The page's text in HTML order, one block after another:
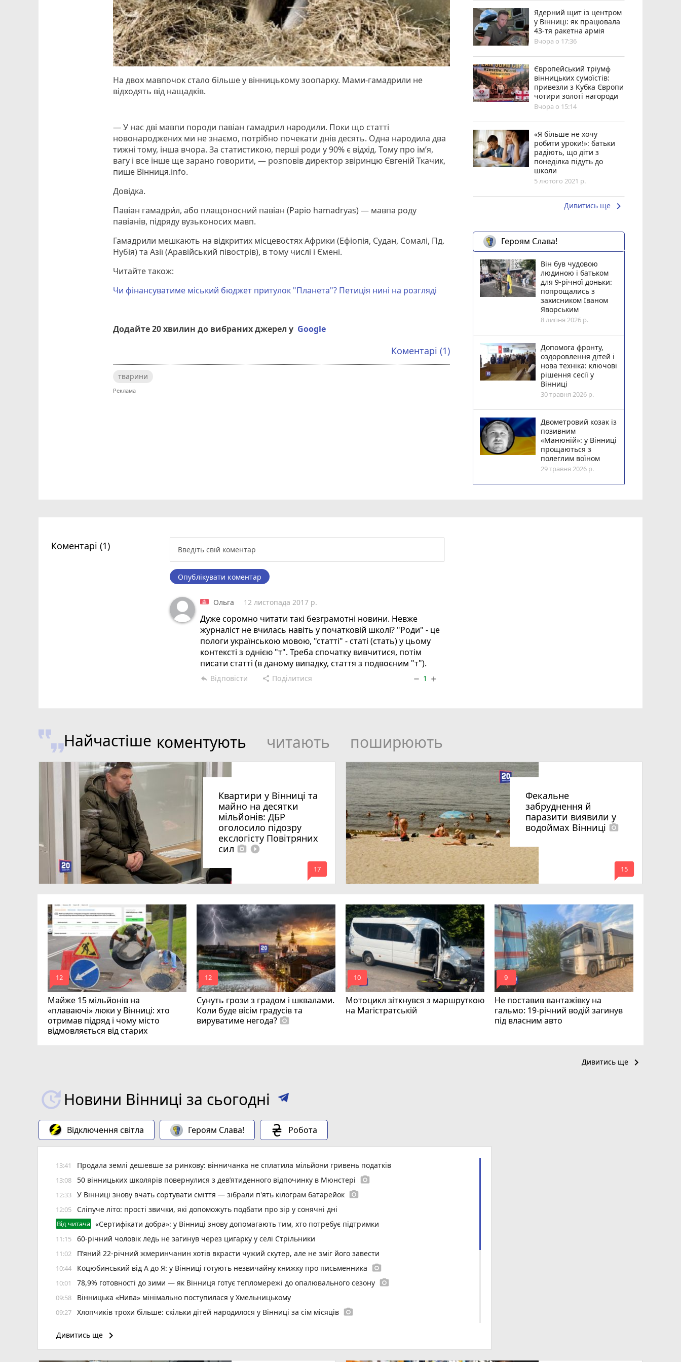
На двох мавпочок стало більше у вінницькому зоопарку. Мами-гамадрили не
відходять від нащадків.
— У нас дві мавпи породи павіан гамадрил народили. Поки що статті
новонароджених ми не знаємо, потрібно почекати днів десять. Одна народила два
тижні тому, інша вчора. За статистикою, перші роди у 90% є відхід. Тому про ім’я,
вагу і все інше ще зарано говорити, — розповів директор звіринцю Євгеній Ткачик,
пише Вінниця.info.
Довідка.
Павіан гамадри́л, або плащоносний павіан (Papio hamadryas) — мавпа роду
павіанів, підряду вузьконосих мавп.
Гамадрили мешкають на відкритих місцевостях Африки (Ефіопія, Судан, Сомалі, Пд.
Нубія) та Азії (Аравійський півострів), в тому числі і Ємені.
Читайте також:
Чи фінансуватиме міський бюджет притулок "Планета"? Петиція нині на розгляді
Додайте 20 хвилин до вибраних джерел у Google
Коментарі (1)
тварини
Ядерний щит із центром
у Вінниці: як працювала
43-тя ракетна армія
Вчора о 17:36
Європейський тріумф
вінницьких сумоїстів:
привезли з Кубка Європи
чотири золоті нагороди
Вчора о 15:14
«Я більше не хочу
робити уроки!»: батьки
радіють, що діти з
понеділка підуть до
школи
5 лютого 2021 р.
Дивитись ще keyboard_arrow_right
Героям Слава!
Він був чудовою
людиною і батьком
для 9-річної доньки:
попрощались з
захисником Іваном
Яворським
8 липня 2026 р.
Допомога фронту,
оздоровлення дітей і
нова техніка: ключові
рішення сесії у
Вінниці
30 травня 2026 р.
Двометровий козак із
позивним
«Манюній»: у Вінниці
прощаються з
полеглим воїном
29 травня 2026 р.
Коментарі (1)
Опублікувати коментар
Ольга 12 листопада 2017 р.
Дуже соромно читати такі безграмотні новини. Невже
журналіст не вчилась навіть у початковій школі? "Роди" - це
пологи українською мовою, "статті" - статі (стать) у цьому
контексті з однією "т". Треба спочатку вивчитися, потім
писати статті (в даному випадку, стаття з подвоєним "т").
reply Відповісти share Поділитися remove 1 add
Найчастіше коментують читають поширюють
Квартири у Вінниці та
майно на десятки
мільйонів: ДБР
оголосило підозру
екслогісту Повітряних
сил photo_camera play_circle_filled
mode_comment
17
Фекальне
забруднення й
паразити виявили у
водоймах Вінниці photo_camera
mode_comment
15
Майже 15 мільйонів на
«плаваючі» люки у Вінниці: хто
отримав підряд і чому місто
відмовляється від старих
mode_comment
12
Сунуть грози з градом і шквалами.
Коли буде вісім градусів та
вируватиме негода? photo_camera
mode_comment
12
Мотоцикл зіткнувся з маршруткою
на Магістратській
mode_comment
10
Не поставив вантажівку на
гальмо: 19-річний водій загинув
під власним авто
mode_comment
9
Дивитись ще keyboard_arrow_right
Новини Вінниці за сьогодні
Відключення світла Героям Слава! Робота
13:41 Продала землі дешевше за ринкову: вінничанка не сплатила мільйони гривень податків
13:08 50 вінницьких школярів повернулися з дев’ятиденного відпочинку в Мюнстері photo_camera
12:33 У Вінниці знову вчать сортувати сміття — зібрали п'ять кілограм батарейок photo_camera
12:05 Сліпуче літо: прості звички, які допоможуть подбати про зір у сонячні дні
Від читача «Сертифікати добра»: у Вінниці знову допомагають тим, хто потребує підтримки
11:15 60-річний чоловік ледь не загинув через цигарку у селі Стрільники
11:02 П’яний 22-річний жмеринчанин хотів вкрасти чужий скутер, але не зміг його завести
10:44 Коцюбинський від А до Я: у Вінниці готують незвичайну книжку про письменника photo_camera
10:01 78,9% готовності до зими — як Вінниця готує тепломережі до опалювального сезону photo_camera
09:58 Вінницька «Нива» мінімально поступилася у Хмельницькому
09:27 Хлопчиків трохи більше: скільки дітей народилося у Вінниці за сім місяців photo_camera
08:01 Сьогодні вітаємо Марію та книголюбів. Історія, заборони та прикмети 9 серпня
Дивитись ще keyboard_arrow_right